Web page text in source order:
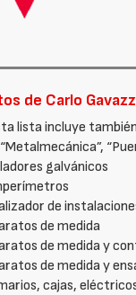
de Carlo
lista incluye
galvánicos
de
de medida
de medida y
de medida y
cajas,